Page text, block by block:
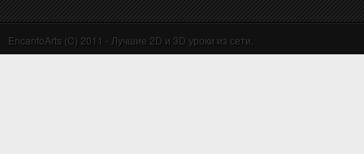
EncantoArts (C) 2011 - Лучшие 2D и 3D уроки из сети.